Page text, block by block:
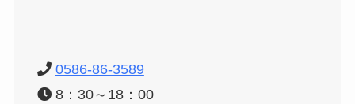
0586-86-3589
8：30～18：00